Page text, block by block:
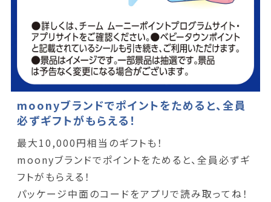
moonyブランドでポイントをためると、全員
必ずギフトがもらえる！
最大10,000円相当のギフトも！
moonyブランドでポイントをためると、全員必ずギ
フトがもらえる！
パッケージ中面のコードをアプリで読み取ってね！